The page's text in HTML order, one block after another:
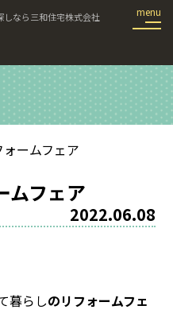
しなら三和住宅株式会社
ームフェア
ムフェア
2022.06.08
暮らしのリフォームフェ